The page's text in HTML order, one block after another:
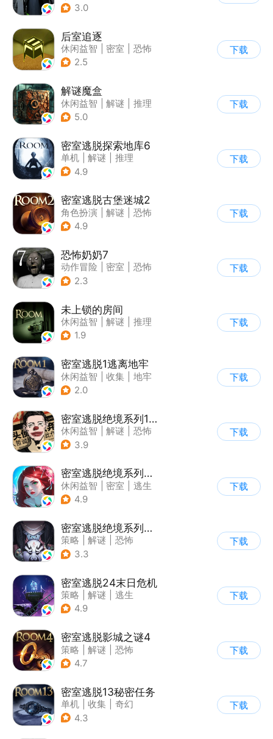
| 恐怖奶奶
3.0
后室追逐
休闲益智 密室
恐怖
| 卡通
2.5
下载
解谜魔盒
休闲益智 解谜
推理
| 烧脑
5.0
下载
密室逃脱探索地库6
单机 解谜
推理
| 写实
4.9
下载
密室逃脱古堡迷城2
角色扮演 解谜
恐怖
| 密室逃脱
4.9
下载
恐怖奶奶7
动作冒险 密室
恐怖
| 恐怖奶奶
2.3
下载
未上锁的房间
休闲益智 解谜
推理
| 端游移植
1.9
下载
密室逃脱1逃离地牢
休闲益智 收集
地牢
| 密室逃脱
2.0
下载
密室逃脱绝境系列11游乐园
休闲益智 解谜
恐怖
| 密室逃脱
3.9
下载
密室逃脱绝境系列4迷失森林
休闲益智 密室
逃生
| 密室逃脱
4.9
下载
密室逃脱绝境系列8酒店惊魂
策略 解谜
恐怖
| 密室逃脱
3.3
下载
密室逃脱24末日危机
策略 解谜
逃生
| 密室逃脱
4.9
下载
密室逃脱影城之谜4
策略 解谜
恐怖
| 密室逃脱
4.7
下载
密室逃脱13秘密任务
单机 收集
奇幻
| 密室逃脱
4.3
下载